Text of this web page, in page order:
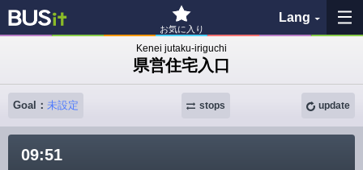
お気に入り
Lang
My Favorites
History
Kenei jutaku-iriguchi
県営住宅入口
Goal： 未設定 update
stops
09:51